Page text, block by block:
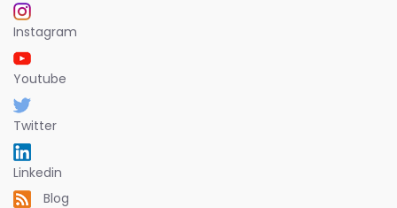
Instagram
Youtube
Twitter
Linkedin
Blog